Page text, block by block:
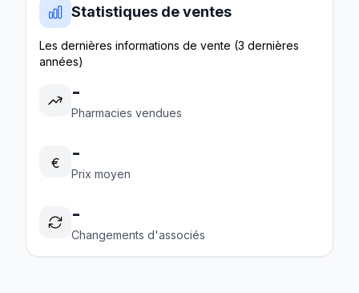
Statistiques de ventes
Les dernières informations de vente (3 dernières
années)
-
Pharmacies vendues
€ -
Prix moyen
-
Changements d'associés